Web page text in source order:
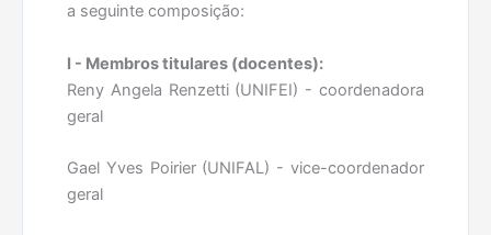
Estrutura Curricular
a seguinte composição:
I - Membros titulares (docentes):
Reny Angela Renzetti (UNIFEI) - coordenadora
geral
Gael Yves Poirier (UNIFAL) - vice-coordenador
geral